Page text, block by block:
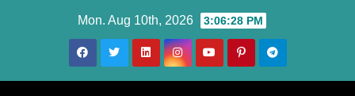
Mon. Aug 10th, 2026 3:06:29 PM